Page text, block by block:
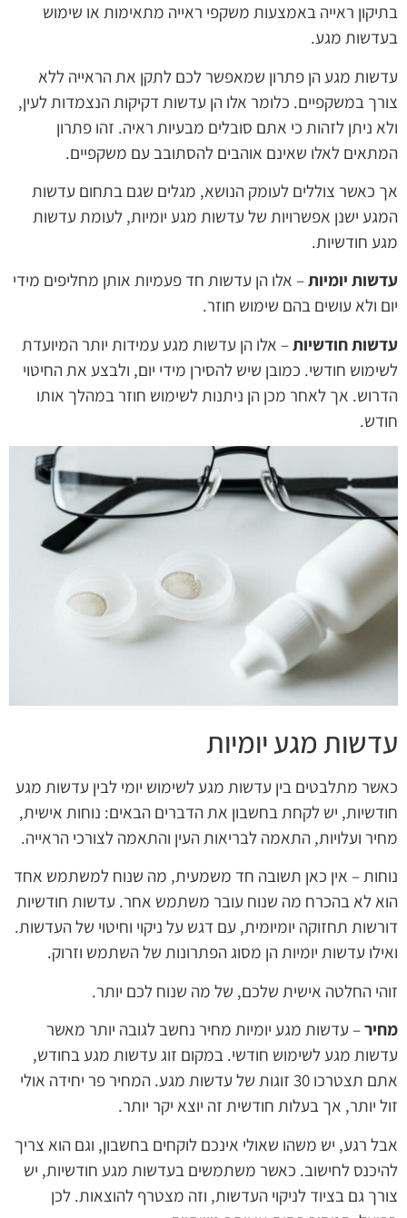
בתיקון ראייה באמצעות משקפי ראייה מתאימות או שימוש
בעדשות מגע.
עדשות מגע הן פתרון שמאפשר לכם לתקן את הראייה ללא
צורך במשקפיים. כלומר אלו הן עדשות דקיקות הנצמדות לעין,
ולא ניתן לזהות כי אתם סובלים מבעיות ראיה. זהו פתרון
המתאים לאלו שאינם אוהבים להסתובב עם משקפיים.
אך כאשר צוללים לעומק הנושא, מגלים שגם בתחום עדשות
המגע ישנן אפשרויות של עדשות מגע יומיות, לעומת עדשות
מגע חודשיות.
עדשות יומיות– אלו הן עדשות חד פעמיות אותן מחליפים מידי
יום ולא עושים בהם שימוש חוזר.
עדשות חודשיות– אלו הן עדשות מגע עמידות יותר המיועדת
לשימוש חודשי. כמובן שיש להסירן מידי יום, ולבצע את החיטוי
הדרוש. אך לאחר מכן הן ניתנות לשימוש חוזר במהלך אותו
חודש.
עדשות מגע יומיות
כאשר מתלבטים בין עדשות מגע לשימוש יומי לבין עדשות מגע
חודשיות, יש לקחת בחשבון את הדברים הבאים: נוחות אישית,
מחיר ועלויות, התאמה לבריאות העין והתאמה לצורכי הראייה.
נוחות – אין כאן תשובה חד משמעית, מה שנוח למשתמש אחד
הוא לא בהכרח מה שנוח עובר משתמש אחר. עדשות חודשיות
דורשות תחזוקה יומיומית, עם דגש על ניקוי וחיטוי של העדשות.
ואילו עדשות יומיות הן מסוג הפתרונות של השתמש וזרוק.
זוהי החלטה אישית שלכם, של מה שנוח לכם יותר.
מחיר– עדשות מגע יומיות מחיר נחשב לגובה יותר מאשר
עדשות מגע לשימוש חודשי. במקום זוג עדשות מגע בחודש,
אתם תצטרכו 30 זוגות של עדשות מגע. המחיר פר יחידה אולי
זול יותר, אך בעלות חודשית זה יוצא יקר יותר.
אבל רגע, יש משהו שאולי אינכם לוקחים בחשבון, וגם הוא צריך
להיכנס לחישוב. כאשר משתמשים בעדשות מגע חודשיות, יש
צורך גם בציוד לניקוי העדשות, וזה מצטרף להוצאות. לכן